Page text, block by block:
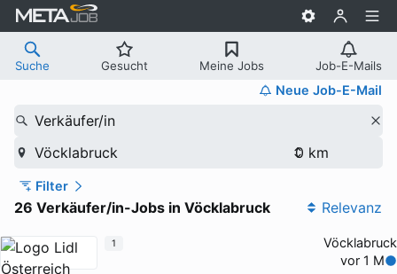
Suche Gesucht Meine Jobs Job-E-Mails
Neue Job-E-Mail
Verkäufer/in
Vöcklabruck
Filter
26 Verkäufer/in-Jobs in Vöcklabruck Relevanz
Vöcklabruck
vor 1 M
1